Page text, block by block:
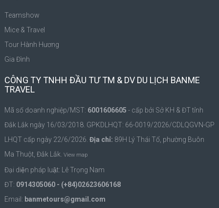
Teamshow
Mice & Travel
Tour Hành Hương
Gia Đình
CÔNG TY TNHH ĐẦU TƯ TM & DV DU LỊCH BANME
TRAVEL
Mã số doanh nghiệp/MST: 6001606605 - cấp bởi Sở KH & ĐT tỉnh
Đắk Lắk ngày 16/03/2018. GPKDLHQT: 66-0019/2026/CDLQGVN-GP
LHQT cấp ngày 22/6/2026. Địa chỉ: 89H Lý Thái Tổ, phường Buôn
Ma Thuột, Đắk Lắk. View map
Đại diện pháp luật: Lê Trọng Nam
ĐT: 0914305060 - (+84)02623606168
Email: banmetours@gmail.com